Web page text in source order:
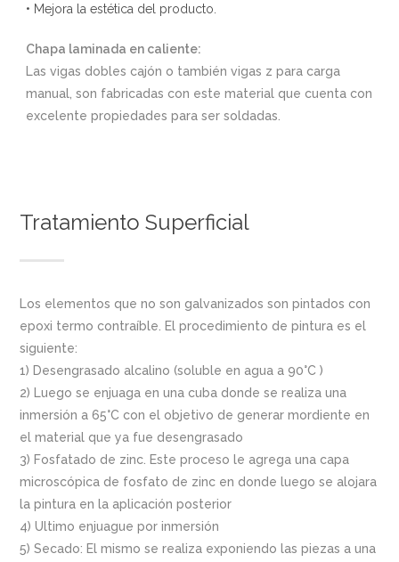
• Mejora la estética del producto.
Chapa laminada en caliente:
Las vigas dobles cajón o también vigas z para carga
manual, son fabricadas con este material que cuenta con
excelente propiedades para ser soldadas.
Tratamiento Superficial
Los elementos que no son galvanizados son pintados con
epoxi termo contraíble. El procedimiento de pintura es el
siguiente:
1) Desengrasado alcalino (soluble en agua a 90°C )
2) Luego se enjuaga en una cuba donde se realiza una
inmersión a 65°C con el objetivo de generar mordiente en
el material que ya fue desengrasado
3) Fosfatado de zinc. Este proceso le agrega una capa
microscópica de fosfato de zinc en donde luego se alojara
la pintura en la aplicación posterior
4) Ultimo enjuague por inmersión
5) Secado: El mismo se realiza exponiendo las piezas a una